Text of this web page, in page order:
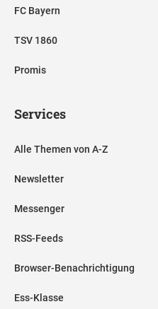
FC Bayern
TSV 1860
Promis
Services
Alle Themen von A-Z
Newsletter
Messenger
RSS-Feeds
Browser-Benachrichtigung
Ess-Klasse